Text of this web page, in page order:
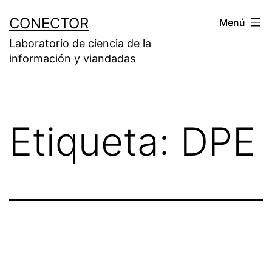
contenido
CONECTOR
Laboratorio de ciencia de la
información y viandadas
Menú
Etiqueta: DPE